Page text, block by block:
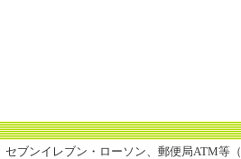
ブンイレブン・ローソン、郵便局ATM等